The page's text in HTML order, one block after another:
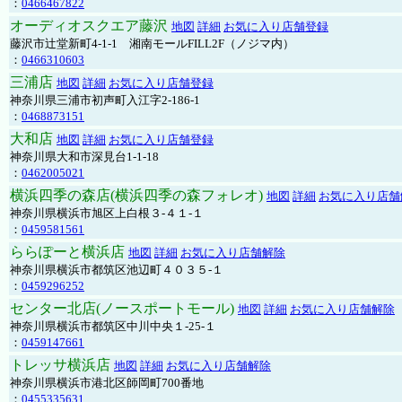
： 0466467822
オーディオスクエア藤沢 地図 詳細 お気に入り店舗登録
藤沢市辻堂新町4-1-1 湘南モールFILL2F（ノジマ内）
： 0466310603
三浦店 地図 詳細 お気に入り店舗登録
神奈川県三浦市初声町入江字2-186-1
： 0468873151
大和店 地図 詳細 お気に入り店舗登録
神奈川県大和市深見台1-1-18
： 0462005021
横浜四季の森店(横浜四季の森フォレオ) 地図 詳細 お気に入り店
神奈川県横浜市旭区上白根３-４１-１
： 0459581561
ららぽーと横浜店 地図 詳細 お気に入り店舗解除
神奈川県横浜市都筑区池辺町４０３５-１
： 0459296252
センター北店(ノースポートモール) 地図 詳細 お気に入り店舗解除
神奈川県横浜市都筑区中川中央１-25-１
： 0459147661
トレッサ横浜店 地図 詳細 お気に入り店舗解除
神奈川県横浜市港北区師岡町700番地
： 0455335631